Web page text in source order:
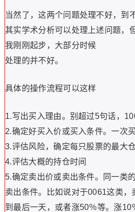
当然了，这两个问题处理不好，到
其实学术分析可以处理上述问题，
我刚刚起步，大部分时候
处理的并不好。
具体的操作流程可以这样
1.写出买入理由。别超过5句话，
2.确定好买入价或买入条件。一次
3.评估风险，确定每只股票的最大
4.评估大概的持仓时间
5.确定卖出价或卖出条件。同一类
卖出条件。比如说对于0061这类，
到最后一天，或者涨50％等。涨10